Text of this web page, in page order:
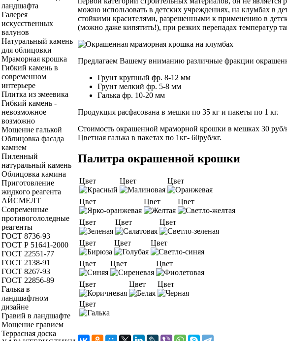
ландшафта
Галерея
искусственных
валунов
Натуральный камень
для облицовки
Мраморная крошка
Гибкий камень в
современном
интерьере
Плитка из змеевика
Гибкий камень -
невозможное
возможно
Мощение галькой
Облицовка фасада
камнем
Пиленный
натуральный камень
Облицовка камина
Приготовление
жидкого реагента
АЙСМЕЛТ
Современные
противогололедные
реагенты
ГОСТ 8736-93
ГОСТ Р 51641-2000
ГОСТ 22551-77
ГОСТ 2138-91
ГОСТ 8267-93
ГОСТ 22856-89
Галька в
ландшафтном
дизайне
Гравий в ландшафте
Мощение гравием
Террасная доска
можно использовать в детских учреждениях, на клумбах в
стойкими красителями, разрешенными к применению в
(можно даже кипятить!), при резких перепадах температур
Предлагаем Вашему вниманию различные фракции
Грунт крупный фр. 8-12 мм
Грунт мелкий фр. 5-8 мм
Галька фр. 10-20 мм
Продукция расфасована в мешки по 35 кг и пакеты по 1 кг.
Стоимость окрашенной мраморной крошки в мешках 30 руб/
Цветная галька в пакетах по 1кг- 60руб/кг.
Палитра окрашенной крошки
Цвет Цвет Цвет
Цвет Цвет Цвет
Цвет Цвет Цвет
Цвет Цвет Цвет
Цвет Цвет Цвет
Цвет Цвет Цвет
Цвет